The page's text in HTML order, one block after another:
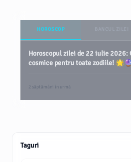
HOROSCOP
Horoscopul zilei de 22 iulie 2026:
cosmice pentru toate zodiile! 🌟🔮
2 săptămâni în urmă
Taguri